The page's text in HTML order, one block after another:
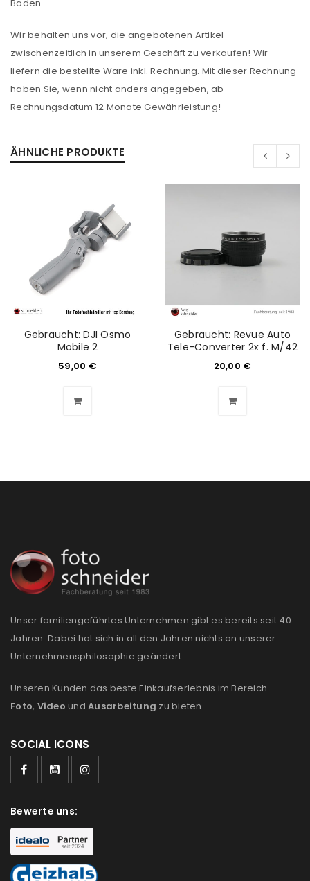
Baden.
Wir behalten uns vor, die angebotenen Artikel
zwischenzeitlich in unserem Geschäft zu verkaufen! Wir
liefern die bestellte Ware inkl. Rechnung. Mit dieser Rechnung
haben Sie, wenn nicht anders angegeben, ab
Rechnungsdatum 12 Monate Gewährleistung!
ÄHNLICHE PRODUKTE
Gebraucht: DJI Osmo
Mobile 2
59,00 €
Gebraucht: Revue Auto
Tele-Converter 2x f. M/42
20,00 €
Unser familiengeführtes Unternehmen gibt es bereits seit 40
Jahren. Dabei hat sich in all den Jahren nichts an unserer
Unternehmensphilosophie geändert:
Unseren Kunden das beste Einkaufserlebnis im Bereich
Foto, Video und Ausarbeitung zu bieten.
SOCIAL ICONS
Bewerte uns: